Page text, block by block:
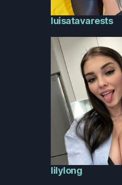
luisatavarests
lilylong